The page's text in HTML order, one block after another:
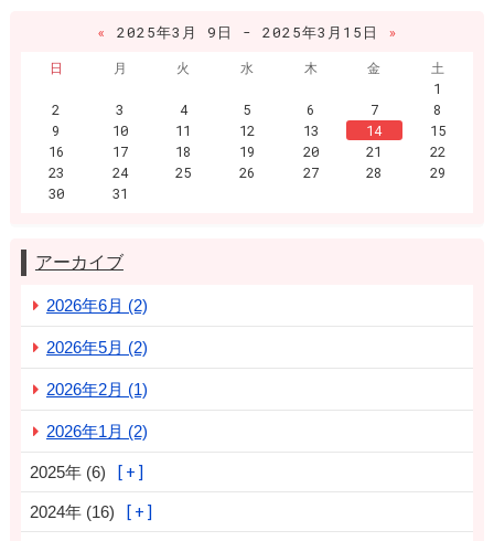
« 2025年3月 9日 - 2025年3月15日
»
日
月 火 水 木 金
土
1
2
3 4 5 6 7
8
9
10 11 12 13 14
15
16
17 18 19 20 21
22
23
24 25 26 27 28
29
30
31
アーカイブ
2026年6月 (2)
2026年5月 (2)
2026年2月 (1)
2026年1月 (2)
2025年 (6)
2024年 (16)